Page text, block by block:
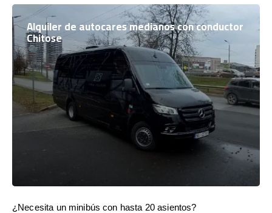
Alquiler de autocares medianos con conductor
Chitose
¿Necesita un minibús con hasta 20 asientos?